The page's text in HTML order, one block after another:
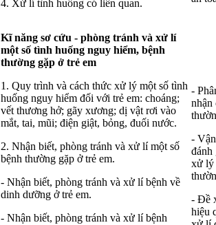
4. Xử lí tình huống có liên quan.
Kĩ năng sơ cứu - phòng tránh và xử lí
một số tình huống nguy hiểm, bệnh
thường gặp ở trẻ em
1. Quy trình và cách thức xử lý một số tình
huống nguy hiểm đối với trẻ em: choáng;
vết thương hở; gãy xương; dị vật rơi vào
mắt, tai, mũi; điện giật, bỏng, đuối nước.
2. Nhận biết, phòng tránh và xử lí một số
bệnh thường gặp ở trẻ em.
- Nhận biết, phòng tránh và xử lí bệnh về
dinh dưỡng ở trẻ em.
- Nhận biết, phòng tránh và xử lí bệnh
-
nhận
-
đánh
xử lý
- Đề
hiệu